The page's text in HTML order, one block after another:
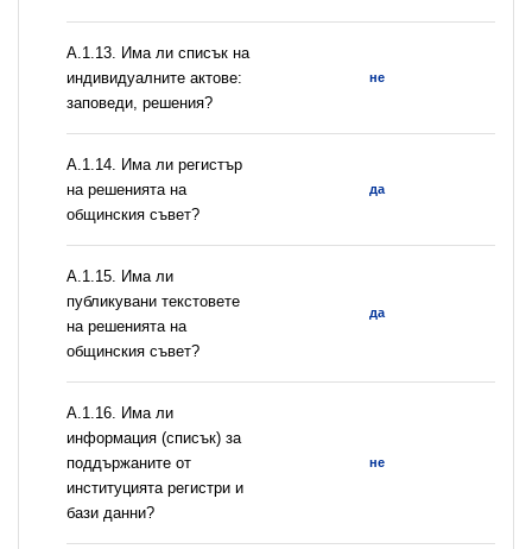
А.1.13. Има ли списък на
индивидуалните актове:
заповеди, решения?
не
А.1.14. Има ли регистър
на решенията на
общинския съвет?
да
А.1.15. Има ли
публикувани текстовете
на решенията на
общинския съвет?
да
А.1.16. Има ли
информация (списък) за
поддържаните от
институцията регистри и
бази данни?
не